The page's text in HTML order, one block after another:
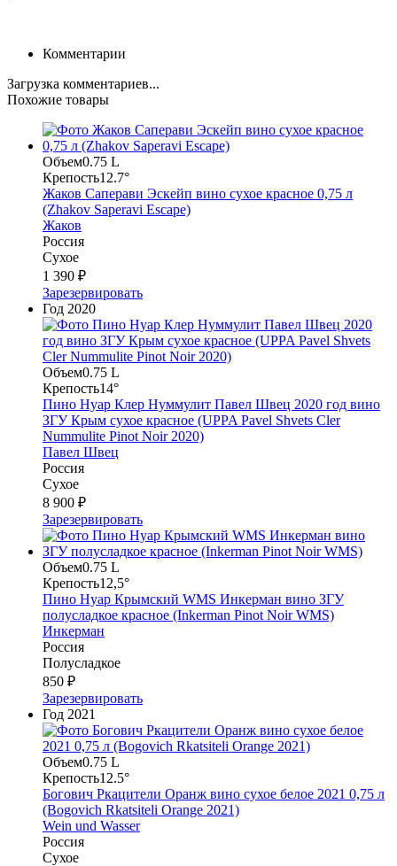
Комментарии
Загрузка комментариев...
Похожие товары
Объем0.75 L
Крепость12.7°
Жаков Саперави Эскейп вино сухое красное 0,75 л
(Zhakov Saperavi Escape)
Жаков
Россия
Сухое
1 390 ₽
Зарезервировать
Год 2020
Объем0.75 L
Крепость14°
Пино Нуар Клер Нуммулит Павел Швец 2020 год вино
ЗГУ Крым сухое красное (UPPA Pavel Shvets Cler
Nummulite Pinot Noir 2020)
Павел Швец
Россия
Сухое
8 900 ₽
Зарезервировать
Объем0.75 L
Крепость12,5°
Пино Нуар Крымский WMS Инкерман вино ЗГУ
полусладкое красное (Inkerman Pinot Noir WMS)
Инкерман
Россия
Полусладкое
850 ₽
Зарезервировать
Год 2021
Объем0.75 L
Крепость12.5°
Богович Ркацители Оранж вино сухое белое 2021 0,75 л
(Bogovich Rkatsiteli Orange 2021)
Wein und Wasser
Россия
Сухое